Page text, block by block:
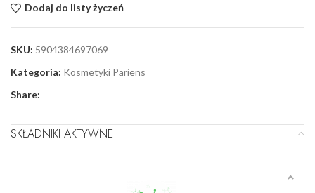
Dodaj do listy życzeń
SKU: 5904384697069
Kategoria: Kosmetyki Pariens
Share:
SKŁADNIKI AKTYWNE